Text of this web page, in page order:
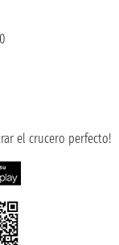
el crucero perfecto!